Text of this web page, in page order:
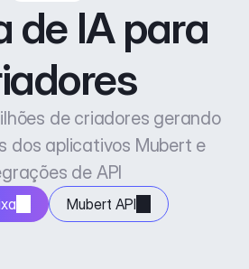
de IA para
de criadores gerando
dos aplicativos Mubert e
de API
Mubert API